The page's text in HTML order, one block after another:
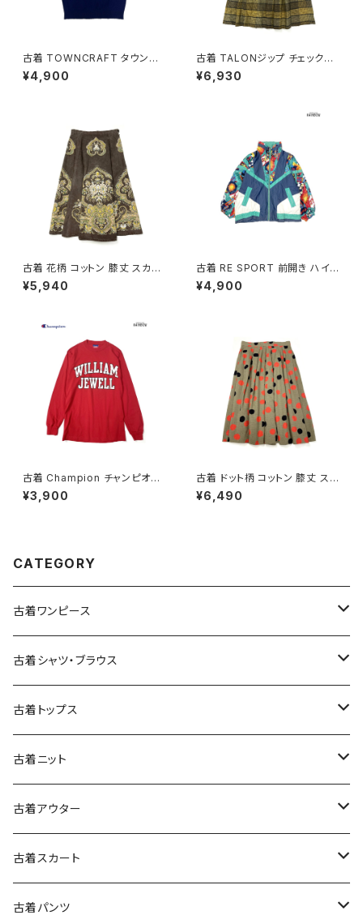
古着 TOWNCRAFT タウンク
ラフト 無地 半袖 ニット 紺 (ttu2
509075)
¥4,900
古着 TALONジップ チェック柄
コットン 膝丈 スカート 黄 (ba2
607010)
¥6,930
古着 花柄 コットン 膝丈 スカー
ト ダークブラウン (ba260701
3)
¥5,940
古着 RE SPORT 前開き ハイ
ネック 総柄 ナイロン 長袖 アウ
ター ヘビージャケット 緑 紺 (tt
¥4,900
古着 Champion チャンピオン
ロゴ コットン100％ 長袖 Ｔシャ
ツ 赤 (ttu2501067)
¥3,900
古着 ドット柄 コットン 膝丈 スカ
ート 茶 (ba2607006)
¥6,490
CATEGORY
古着ワンピース
古着長袖ワンピース
古着半袖ワンピース
古着ノースリーブワンピース
古着キャミソールワンピース
古着ベアトップワンピース
古着オールインワン
古着シャツ・ブラウス
古着長袖シャツ・ブラウス
古着半袖シャツ・ブラウス
古着ノースリーブシャツ・ブラウス
古着トップス
古着スウェット&パーカー
古着スウェット
古着パーカー
古着プルオーバー
古着長袖プルオーバー
古着半袖プルオーバー
古着Ｔシャツ
古着長袖Ｔシャツ
古着ベスト
古着ニット
古着セーター
古着カーディガン
古着半袖ニット
古着アウター
古着ライトジャケット
古着ライトコート
古着スカート
古着ロング丈スカート (丈76cm-)
古着パンツ